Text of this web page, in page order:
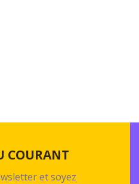
COURANT
et soyez